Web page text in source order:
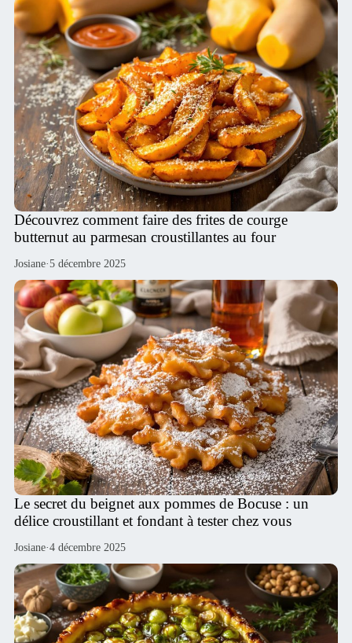
Découvrez comment faire des frites de courge
butternut au parmesan croustillantes au four
Josiane·5 décembre 2025
Le secret du beignet aux pommes de Bocuse : un
délice croustillant et fondant à tester chez vous
Josiane·4 décembre 2025